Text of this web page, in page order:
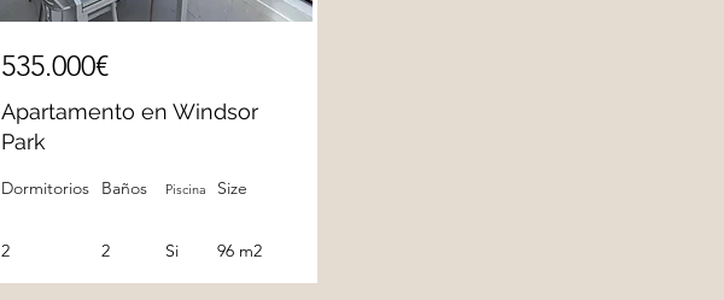
535.000€
Apartamento en Windsor
Park
Dormitorios Baños Piscina Size
2 2 Si 96 m2